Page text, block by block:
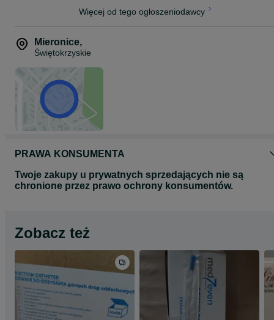
Więcej od tego ogłoszeniodawcy
Mieronice,
Świętokrzyskie
PRAWA KONSUMENTA
Twoje zakupy u prywatnych sprzedających nie są
chronione przez prawo ochrony konsumentów.
Zobacz też